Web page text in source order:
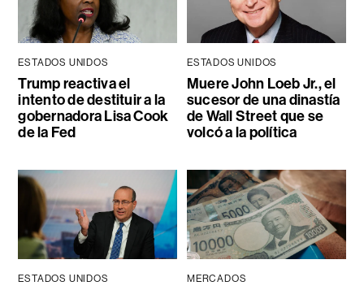
ESTADOS UNIDOS
Trump reactiva el
intento de destituir a la
gobernadora Lisa Cook
de la Fed
ESTADOS UNIDOS
Muere John Loeb Jr., el
sucesor de una dinastía
de Wall Street que se
volcó a la política
ESTADOS UNIDOS MERCADOS